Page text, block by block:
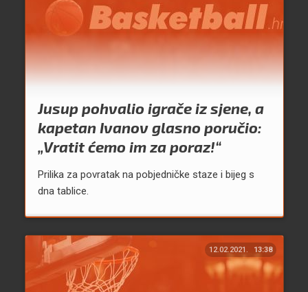
Jusup pohvalio igrače iz sjene, a
kapetan Ivanov glasno poručio:
„Vratit ćemo im za poraz!“
Prilika za povratak na pobjedničke staze i bijeg s
dna tablice.
12.02.2021. 13:38